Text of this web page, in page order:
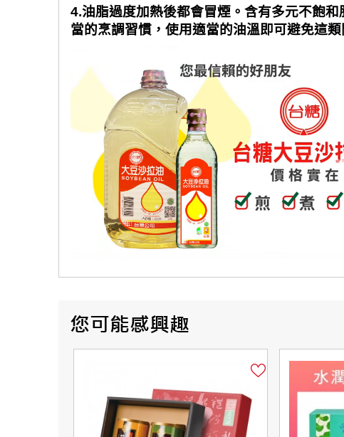
4.油脂過度加熱後都會冒煙。含有多元不飽
當的烹調習慣，使用適當的油溫即可避免這類